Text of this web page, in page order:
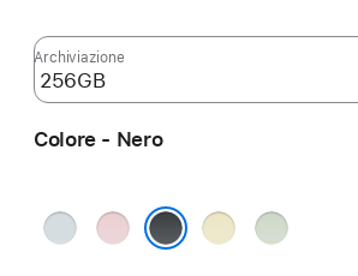
Archiviazione
Colore - Nero
Blu Rosa Giallo Verde